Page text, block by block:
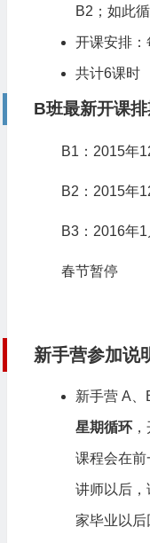
B2；如此
开课安排
共计6课时
B班最新开课排
B1：2015年
B2：2015年
B3：2016年
春节暂停
新手营参加说
新手营 A、
星期循环，
课程会在
讲师以后
家毕业以后